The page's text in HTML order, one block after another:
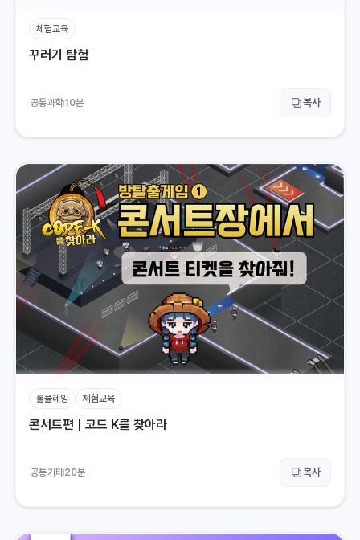
체험교육
꾸러기 탐험
공통과학10분 복사
롤플레잉 체험교육
콘서트편 | 코드 K를 찾아라
공통기타20분 복사